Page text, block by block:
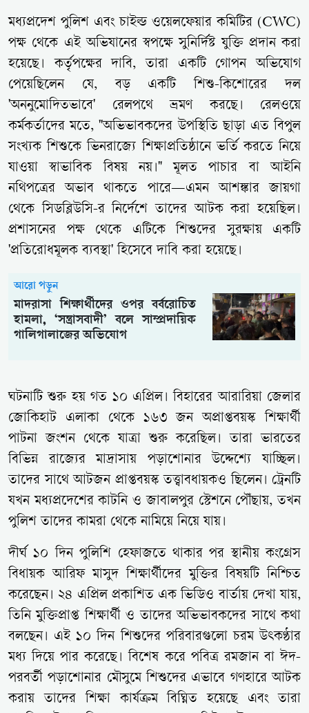
মধ্যপ্রদেশ পুলিশ এবং চাইল্ড ওয়েলফেয়ার কমিটির (CWC)
পক্ষ থেকে এই অভিযানের স্বপক্ষে সুনির্দিষ্ট যুক্তি প্রদান করা
হয়েছে। কর্তৃপক্ষের দাবি, তারা একটি গোপন অভিযোগ
পেয়েছিলেন যে, বড় একটি শিশু-কিশোরের দল
'অননুমোদিতভাবে' রেলপথে ভ্রমণ করছে। রেলওয়ে
কর্মকর্তাদের মতে, "অভিভাবকদের উপস্থিতি ছাড়া এত বিপুল
সংখ্যক শিশুকে ভিনরাজ্যে শিক্ষাপ্রতিষ্ঠানে ভর্তি করতে নিয়ে
যাওয়া স্বাভাবিক বিষয় নয়।" মূলত পাচার বা আইনি
নথিপত্রের অভাব থাকতে পারে—এমন আশঙ্কার জায়গা
থেকে সিডব্লিউসি-র নির্দেশে তাদের আটক করা হয়েছিল।
প্রশাসনের পক্ষ থেকে এটিকে শিশুদের সুরক্ষায় একটি
'প্রতিরোধমূলক ব্যবস্থা' হিসেবে দাবি করা হয়েছে।
আরো পড়ুন
মাদরাসা শিক্ষার্থীদের ওপর বর্বরোচিত
হামলা, ‘সন্ত্রাসবাদী’ বলে সাম্প্রদায়িক
গালিগালাজের অভিযোগ
ঘটনাটি শুরু হয় গত ১০ এপ্রিল। বিহারের আরারিয়া জেলার
জোকিহাট এলাকা থেকে ১৬৩ জন অপ্রাপ্তবয়স্ক শিক্ষার্থী
পাটনা জংশন থেকে যাত্রা শুরু করেছিল। তারা ভারতের
বিভিন্ন রাজ্যের মাদ্রাসায় পড়াশোনার উদ্দেশ্যে যাচ্ছিল।
তাদের সাথে আটজন প্রাপ্তবয়স্ক তত্ত্বাবধায়কও ছিলেন। ট্রেনটি
যখন মধ্যপ্রদেশের কাটনি ও জাবালপুর স্টেশনে পৌঁছায়, তখন
পুলিশ তাদের কামরা থেকে নামিয়ে নিয়ে যায়।
দীর্ঘ ১০ দিন পুলিশি হেফাজতে থাকার পর স্থানীয় কংগ্রেস
বিধায়ক আরিফ মাসুদ শিক্ষার্থীদের মুক্তির বিষয়টি নিশ্চিত
করেছেন। ২৪ এপ্রিল প্রকাশিত এক ভিডিও বার্তায় দেখা যায়,
তিনি মুক্তিপ্রাপ্ত শিক্ষার্থী ও তাদের অভিভাবকদের সাথে কথা
বলছেন। এই ১০ দিন শিশুদের পরিবারগুলো চরম উৎকণ্ঠার
মধ্য দিয়ে পার করেছে। বিশেষ করে পবিত্র রমজান বা ঈদ-
পরবর্তী পড়াশোনার মৌসুমে শিশুদের এভাবে গণহারে আটক
করায় তাদের শিক্ষা কার্যক্রম বিঘ্নিত হয়েছে এবং তারা